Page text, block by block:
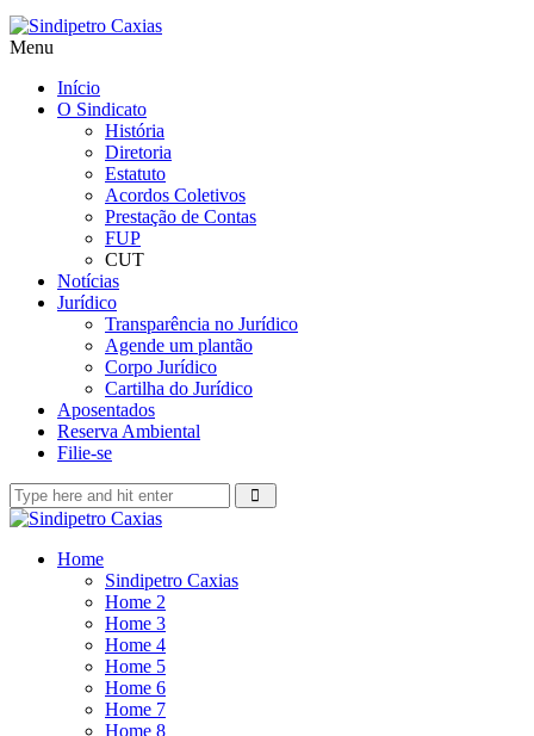
Menu
Início
O Sindicato
História
Diretoria
Estatuto
Acordos Coletivos
Prestação de Contas
FUP
CUT
Notícias
Jurídico
Transparência no Jurídico
Agende um plantão
Corpo Jurídico
Cartilha do Jurídico
Aposentados
Reserva Ambiental
Filie-se
Home
Sindipetro Caxias
Home 2
Home 3
Home 4
Home 5
Home 6
Home 7
Home 8